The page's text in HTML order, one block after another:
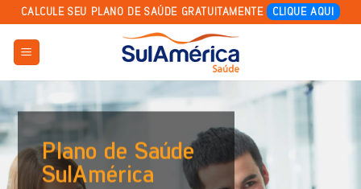
Skip
to
content
CALCULE SEU PLANO DE SAÚDE GRATUITAMENTE CLIQUE AQUI
Plano de Saúde
SulAmérica